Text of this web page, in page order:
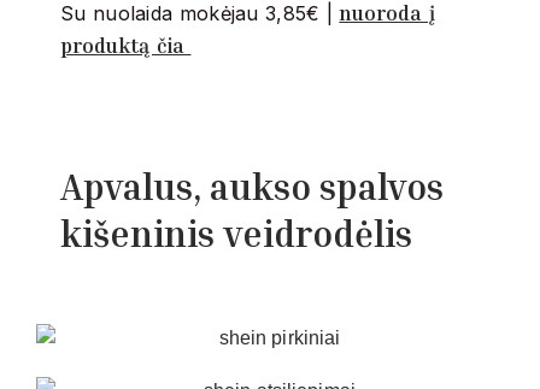
Su nuolaida mokėjau 3,85€ |nuoroda į
produktą čia
Apvalus, aukso spalvos
kišeninis veidrodėlis